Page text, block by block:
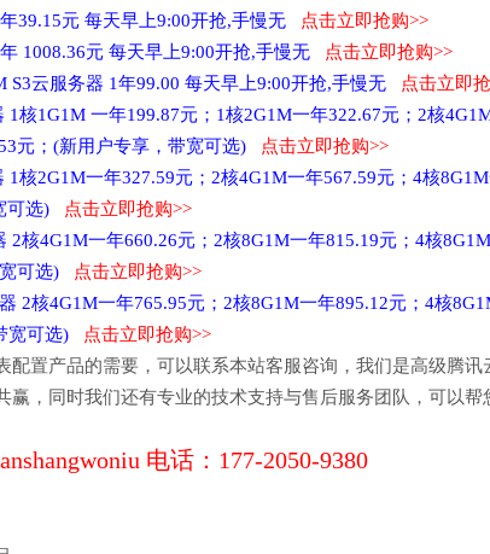
39.15元 每天早上9:00开抢,手慢无
点击立即抢购>>
1008.36元 每天早上9:00开抢,手慢无
点击立即抢购>>
S3云服务器 1年99.00 每天早上9:00开抢,手慢无
点击立即
1核1G1M 一年199.87元；1核2G1M一年322.67元；2核
元；(新用户专享，带宽可选)
点击立即抢购>>
1核2G1M一年327.59元；2核4G1M一年567.59元；4核
可选)
点击立即抢购>>
2核4G1M一年660.26元；2核8G1M一年815.19元；4核
可选)
点击立即抢购>>
2核4G1M一年765.95元；2核8G1M一年895.12元；4核
宽可选)
点击立即抢购>>
配置产品的需要，可以联系本站客服咨询，我们是高级腾
赢，同时我们还有专业的技术支持与售后服务团队，可以
电话：177-2050-9380